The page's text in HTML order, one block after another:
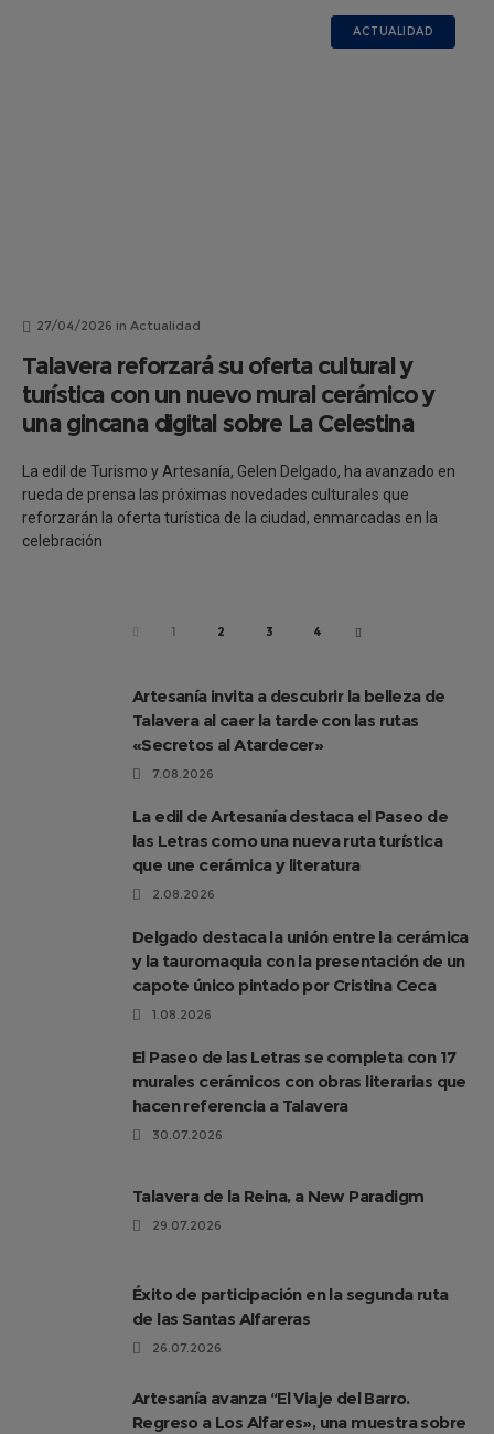
ACTUALIDAD
27/04/2026 in Actualidad
Talavera reforzará su oferta cultural y
turística con un nuevo mural cerámico y
una gincana digital sobre La Celestina
La edil de Turismo y Artesanía, Gelen Delgado, ha avanzado en
rueda de prensa las próximas novedades culturales que
reforzarán la oferta turística de la ciudad, enmarcadas en la
celebración
PREV1 2 3 4 NEXT
Artesanía invita a descubrir la belleza de
Talavera al caer la tarde con las rutas
«Secretos al Atardecer»
7.08.2026
La edil de Artesanía destaca el Paseo de
las Letras como una nueva ruta turística
que une cerámica y literatura
2.08.2026
Delgado destaca la unión entre la cerámica
y la tauromaquia con la presentación de un
capote único pintado por Cristina Ceca
1.08.2026
El Paseo de las Letras se completa con 17
murales cerámicos con obras literarias que
hacen referencia a Talavera
30.07.2026
Talavera de la Reina, a New Paradigm
29.07.2026
Éxito de participación en la segunda ruta
de las Santas Alfareras
26.07.2026
Artesanía avanza “El Viaje del Barro.
Regreso a Los Alfares», una muestra sobre